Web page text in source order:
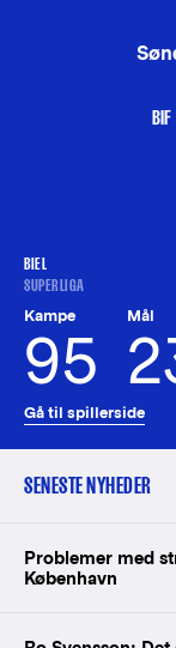
BIF
BIEL
SUPERLIGA
Kampe
95
Mål
Gå til spillerside
SENESTE NYHEDER
Problemer med
København